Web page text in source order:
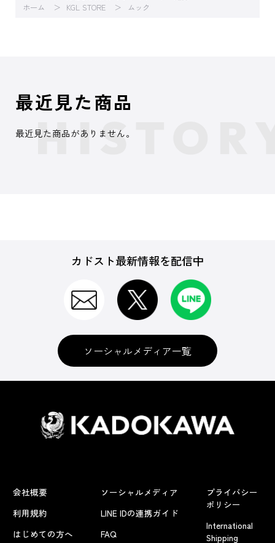
ホーム
KGL STORE ムック
最近見た商品
最近見た商品がありません。
カドスト最新情報を配信中
ソーシャルメディア一覧
会社概要
利用規約
はじめての方へ
ソーシャルメディア
LINE IDの連携ガイド
FAQ
プライバシー
ポリシー
International
Shipping